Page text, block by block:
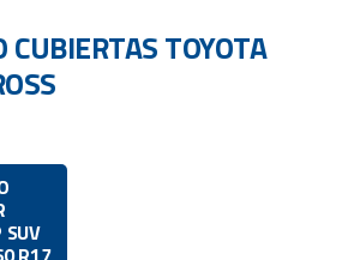
TOYOTA
SUV